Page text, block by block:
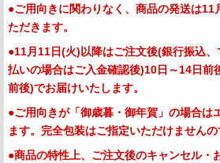
●ご用向きに関わりなく、商品の発送は
ただきます。
●11月11日(火)以降はご注文後(銀行振込
払いの場合はご入金確認後)10日～14日前
前後)でお届けいたします。
●ご用向きが「御歳暮・御年賀」の場合は
ます。完全包装はご指定いただけませんの
●商品の特性上、ご注文後のキャンセル・